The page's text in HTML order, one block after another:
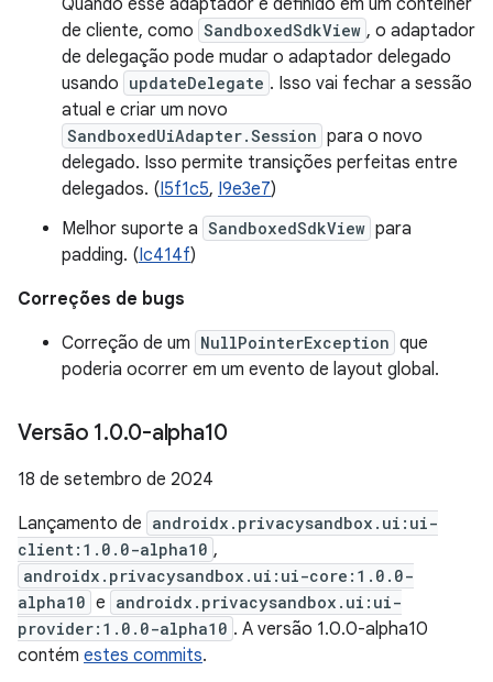
Quando esse adaptador é definido em um contêiner
de cliente, como SandboxedSdkView , o adaptador
de delegação pode mudar o adaptador delegado
usando updateDelegate . Isso vai fechar a sessão
atual e criar um novo
SandboxedUiAdapter.Session para o novo
delegado. Isso permite transições perfeitas entre
delegados. (I5f1c5, I9e3e7)
Melhor suporte a SandboxedSdkView para
padding. (Ic414f)
Correções de bugs
Correção de um NullPointerException que
poderia ocorrer em um evento de layout global.
Versão 1.0.0-alpha10
18 de setembro de 2024
Lançamento de androidx.privacysandbox.ui:ui-
client:1.0.0-alpha10 ,
androidx.privacysandbox.ui:ui-core:1.0.0-
alpha10 e androidx.privacysandbox.ui:ui-
provider:1.0.0-alpha10 . A versão 1.0.0-alpha10
contém estes commits.